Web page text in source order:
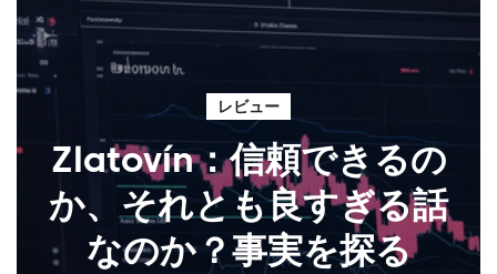
レビュー
Zlatovín：信頼できるの
か、それとも良すぎる話
なのか？事実を探る